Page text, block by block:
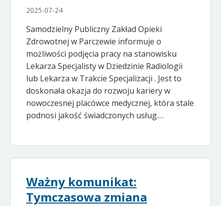
2025-07-24
Samodzielny Publiczny Zakład Opieki
Zdrowotnej w Parczewie informuje o
możliwości podjęcia pracy na stanowisku
Lekarza Specjalisty w Dziedzinie Radiologii
lub Lekarza w Trakcie Specjalizacji . Jest to
doskonała okazja do rozwoju kariery w
nowoczesnej placówce medycznej, która stale
podnosi jakość świadczonych usług.…
Ważny komunikat:
Tymczasowa zmiana